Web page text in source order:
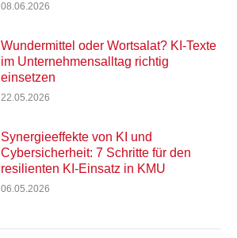
08.06.2026
Wundermittel oder Wortsalat? KI-Texte
im Unternehmensalltag richtig
einsetzen
22.05.2026
Synergieeffekte von KI und
Cybersicherheit: 7 Schritte für den
resilienten KI-Einsatz in KMU
06.05.2026